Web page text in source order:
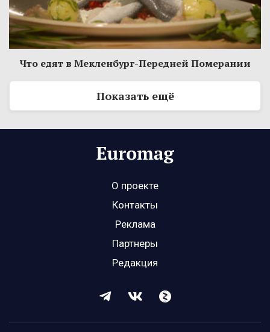
Что едят в Мекленбург-Передней Померании
Показать ещё
О проекте
Контакты
Реклама
Партнеры
Редакция